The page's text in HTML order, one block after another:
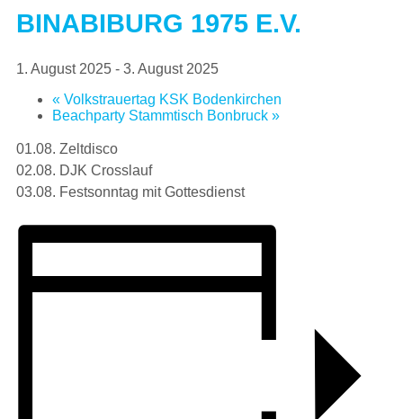
BINABIBURG 1975 E.V.
1. August 2025- 3. August 2025
«Volkstrauertag KSK Bodenkirchen
Beachparty Stammtisch Bonbruck »
01.08. Zeltdisco
02.08. DJK Crosslauf
03.08. Festsonntag mit Gottesdienst